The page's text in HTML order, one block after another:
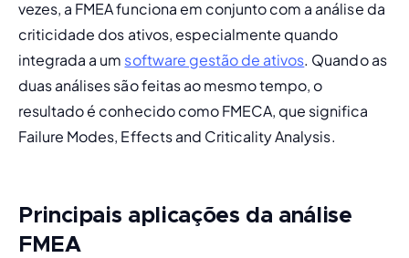
vezes, a FMEA funciona em conjunto com a análise da
criticidade dos ativos, especialmente quando
integrada a um software gestão de ativos. Quando as
duas análises são feitas ao mesmo tempo, o
resultado é conhecido como FMECA, que significa
Failure Modes, Effects and Criticality Analysis.
Principais aplicações da análise
FMEA